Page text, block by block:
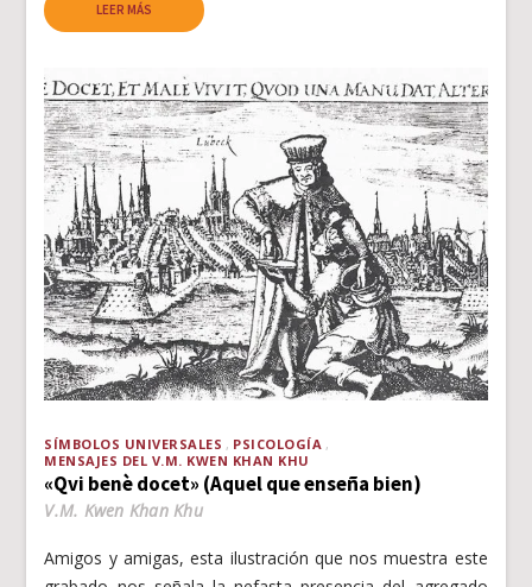
LEER MÁS
SÍMBOLOS UNIVERSALES
PSICOLOGÍA
MENSAJES DEL V.M. KWEN KHAN KHU
«Qvi benè docet» (Aquel que enseña bien)
V.M. Kwen Khan Khu
Amigos y amigas, esta ilustración que nos muestra este